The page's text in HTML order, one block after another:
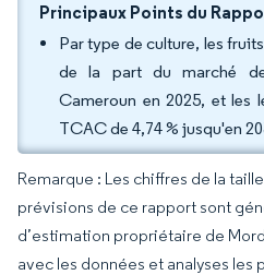
Principaux Points du
Par type de culture, les
de la part du marché
Cameroun en 2025, et les
TCAC de 4,74 % jusqu'en
Remarque : Les chiffres de la
prévisions de ce rapport sont
d’estimation propriétaire de
avec les données et analyses les